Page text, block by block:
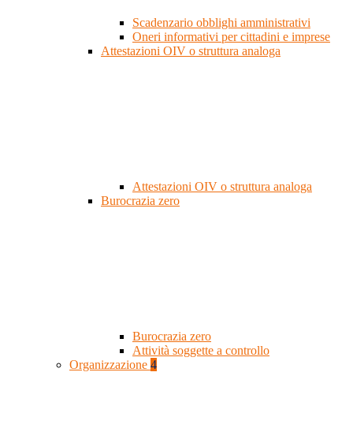
Scadenzario obblighi amministrativi
Oneri informativi per cittadini e imprese
Attestazioni OIV o struttura analoga
Attestazioni OIV o struttura analoga
Burocrazia zero
Burocrazia zero
Attività soggette a controllo
Organizzazione 4